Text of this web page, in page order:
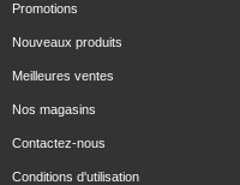
Promotions
Nouveaux produits
Meilleures ventes
Nos magasins
Contactez-nous
Conditions d'utilisation